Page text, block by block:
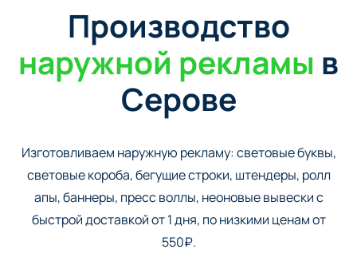
Производство
наружной рекламы в
Серове
Изготовливаем наружную рекламу: cветовые буквы,
cветовые короба, бегущие строки, штендеры, ролл
апы, баннеры, пресс воллы, неоновые вывески с
быстрой доставкой от 1 дня, по низкими ценам от
550₽.